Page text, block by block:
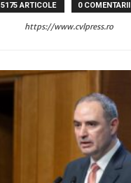
5175 ARTICOLE 0 COMENTARII
https://www.cvlpress.ro